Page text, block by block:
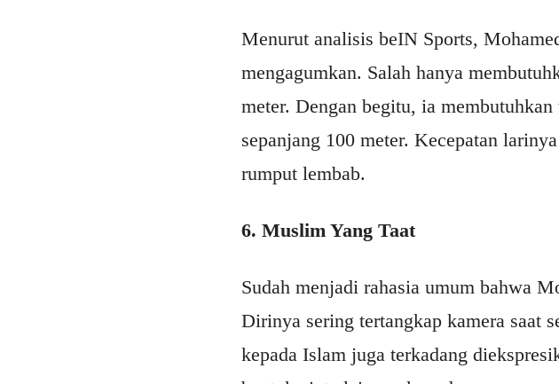
Menurut analisis beIN Sports,
mengagumkan. Salah hanya
meter. Dengan begitu, ia
sepanjang 100 meter. Kecepatan
rumput lembab.
6. Muslim Yang Taat
Sudah menjadi rahasia umum bahwa
Dirinya sering tertangkap kamera saat
kepada Islam juga terkadang